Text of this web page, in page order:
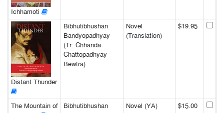
Ichhamoti
Distant Thunder
Bibhutibhushan
Bandyopadhyay
(Tr: Chhanda
Chattopadhyay
Bewtra)
Novel
(Translation)
$19.95
The Mountain of
Bibhutibhushan
Novel (YA) $15.00